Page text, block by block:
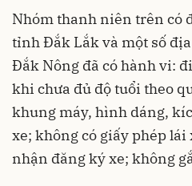
Nhóm thanh niên trên có
tỉnh Đắk Lắk và một số
Đắk Nông đã có hành vi:
khi chưa đủ độ tuổi theo
khung máy, hình dáng,
xe; không có giấy phép lái
nhận đăng ký xe; không